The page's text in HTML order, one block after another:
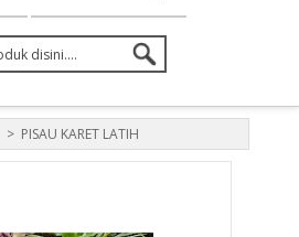
> PISAU KARET LATIH